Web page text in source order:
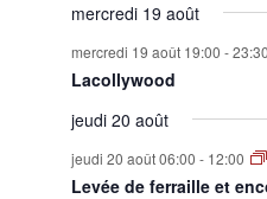
mercredi 19 août
mercredi 19 août 19:00 -23:30
Lacollywood
jeudi 20 août
jeudi 20 août 06:00 - 12:00
Levée de ferraille et